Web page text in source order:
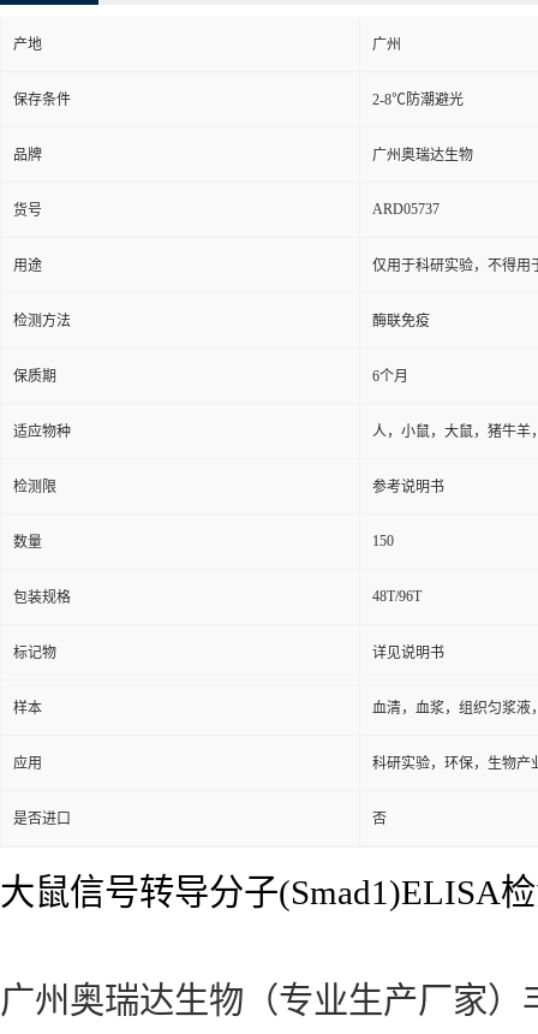
产地 广州
保存条件 2-8℃防潮避光
品牌 广州奥瑞达生物
货号 ARD05737
用途 仅用于科研实验，不得用
检测方法 酶联免疫
保质期 6个月
适应物种 人，小鼠，大鼠，猪牛羊
检测限 参考说明书
数量 150
包装规格 48T/96T
标记物 详见说明书
样本 血清，血浆，组织匀浆液
应用 科研实验，环保，生物产
是否进口 否
大鼠信号转导分子(Smad1)ELISA
广州奥瑞达生物（专业生产厂家